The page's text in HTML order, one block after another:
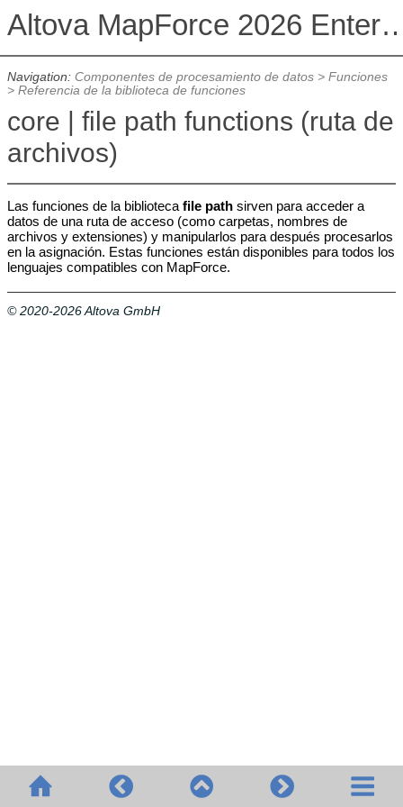
Altova MapForce 2026
Navigation: Componentes de procesamiento de datos> Funciones
> Referencia de la biblioteca de funciones
core | file path functions (ruta de
archivos)
Las funciones de la biblioteca file pathsirven para acceder a
datos de una ruta de acceso (como carpetas, nombres de
archivos y extensiones) y manipularlos para después procesarlos
en la asignación. Estas funciones están disponibles para todos los
lenguajes compatibles con MapForce.
© 2020-2026 Altova GmbH